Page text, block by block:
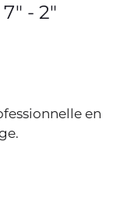
- 2"
en